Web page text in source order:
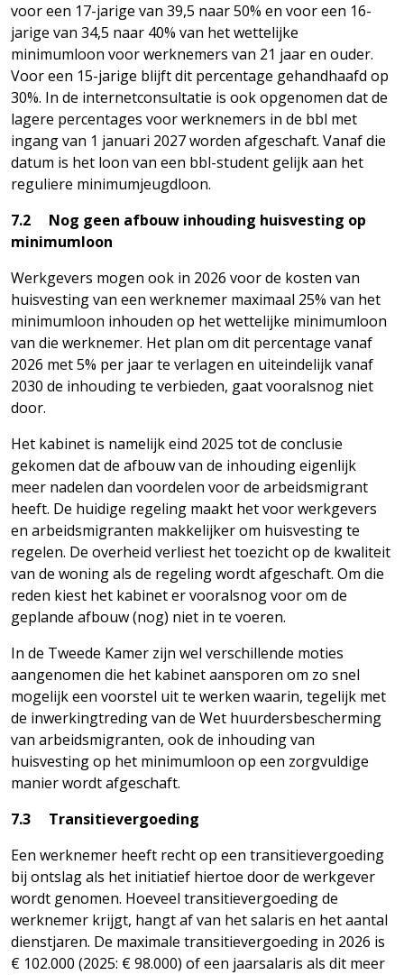
voor een 17-jarige van 39,5 naar 50% en voor een 16-
jarige van 34,5 naar 40% van het wettelijke
minimumloon voor werknemers van 21 jaar en ouder.
Voor een 15-jarige blijft dit percentage gehandhaafd op
30%. In de internetconsultatie is ook opgenomen dat de
lagere percentages voor werknemers in de bbl met
ingang van 1 januari 2027 worden afgeschaft. Vanaf die
datum is het loon van een bbl-student gelijk aan het
reguliere minimumjeugdloon.
7.2 Nog geen afbouw inhouding huisvesting op
minimumloon
Werkgevers mogen ook in 2026 voor de kosten van
huisvesting van een werknemer maximaal 25% van het
minimumloon inhouden op het wettelijke minimumloon
van die werknemer. Het plan om dit percentage vanaf
2026 met 5% per jaar te verlagen en uiteindelijk vanaf
2030 de inhouding te verbieden, gaat vooralsnog niet
door.
Het kabinet is namelijk eind 2025 tot de conclusie
gekomen dat de afbouw van de inhouding eigenlijk
meer nadelen dan voordelen voor de arbeidsmigrant
heeft. De huidige regeling maakt het voor werkgevers
en arbeidsmigranten makkelijker om huisvesting te
regelen. De overheid verliest het toezicht op de kwaliteit
van de woning als de regeling wordt afgeschaft. Om die
reden kiest het kabinet er vooralsnog voor om de
geplande afbouw (nog) niet in te voeren.
In de Tweede Kamer zijn wel verschillende moties
aangenomen die het kabinet aansporen om zo snel
mogelijk een voorstel uit te werken waarin, tegelijk met
de inwerkingtreding van de Wet huurdersbescherming
van arbeidsmigranten, ook de inhouding van
huisvesting op het minimumloon op een zorgvuldige
manier wordt afgeschaft.
7.3 Transitievergoeding
Een werknemer heeft recht op een transitievergoeding
bij ontslag als het initiatief hiertoe door de werkgever
wordt genomen. Hoeveel transitievergoeding de
werknemer krijgt, hangt af van het salaris en het aantal
dienstjaren. De maximale transitievergoeding in 2026 is
€ 102.000 (2025: € 98.000) of een jaarsalaris als dit meer